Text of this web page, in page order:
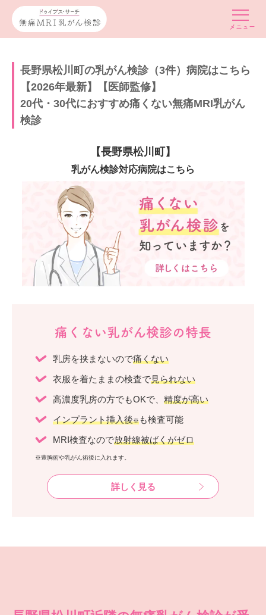
長野県松川町の乳がん検診（3件）病院はこちら
【2026年最新】【医師監修】
20代・30代におすすめ痛くない無痛MRI乳がん
検診
【長野県松川町】
乳がん検診対応病院はこちら
痛くない乳がん検診の特長
乳房を挟まないので痛くない
衣服を着たままの検査で見られない
高濃度乳房の方でもOKで、 精度が高い
インプラント挿入後※ も検査可能
MRI検査なので放射線被ばくがゼロ
※豊胸術や乳がん術後に入れます。
詳しく見る